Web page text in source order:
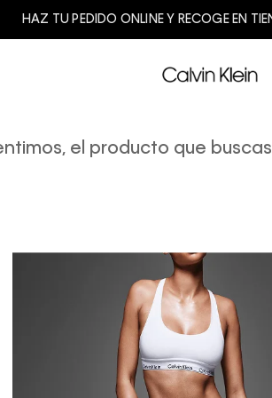
HAZ TU PEDIDO ONLINE Y RECOGE EN
el producto que